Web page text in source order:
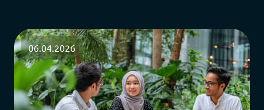
06.04.2026